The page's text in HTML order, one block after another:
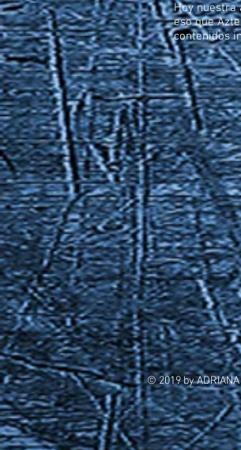
Hoy nuestra
eso que
contenidos
© 2019 by